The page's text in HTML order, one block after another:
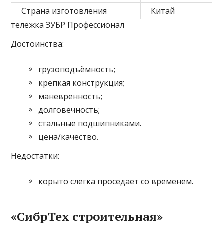
Страна изготовления
Китай
тележка ЗУБР Профессионал
Достоинства:
грузоподъёмность;
крепкая конструкция;
маневренность;
долговечность;
стальные подшипниками.
цена/качество.
Недостатки:
корыто слегка проседает со временем.
«СибрТех строительная»